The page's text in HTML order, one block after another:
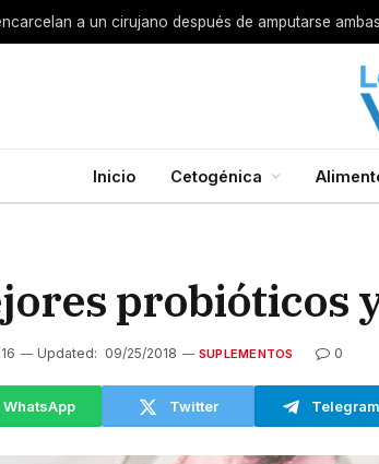
Inicio Cetogénica
probióticos
Updated: 09/25/2018 SUPLEMENTOS 0
WhatsApp Twitter Telegram